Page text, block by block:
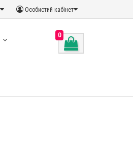
Особистий кабінет
0